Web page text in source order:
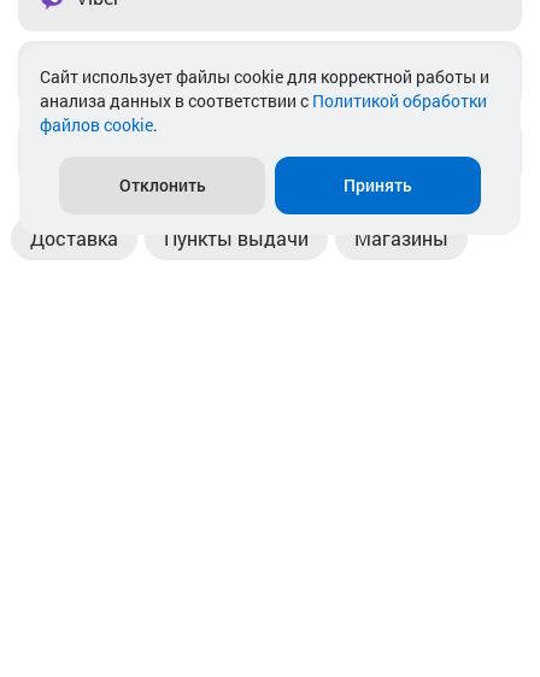
Telegram
Доставка Пункты выдачи Магазины
Cайт использует файлы cookie для корректной работы и
анализа данных в соответствии с Политикой обработки
файлов cookie.
Отклонить Принять